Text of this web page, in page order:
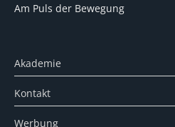
Am Puls der Bewegung
Akademie
Kontakt
Werbung